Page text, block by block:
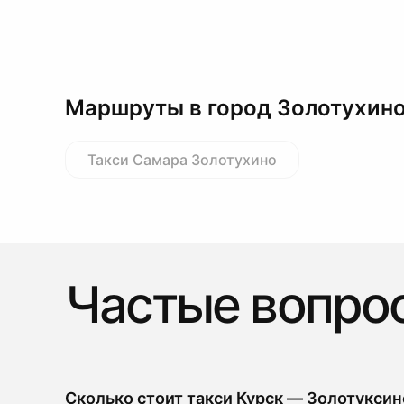
Маршруты в город
Такси Самара Золотухино
Частые
Сколько стоит такси Курск —